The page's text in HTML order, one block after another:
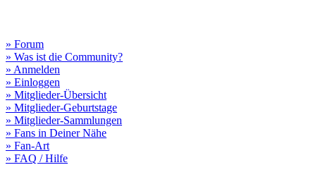
» Forum
» Was ist die Community?
» Anmelden
» Einloggen
» Mitglieder-Übersicht
» Mitglieder-Geburtstage
» Mitglieder-Sammlungen
» Fans in Deiner Nähe
» Fan-Art
» FAQ / Hilfe